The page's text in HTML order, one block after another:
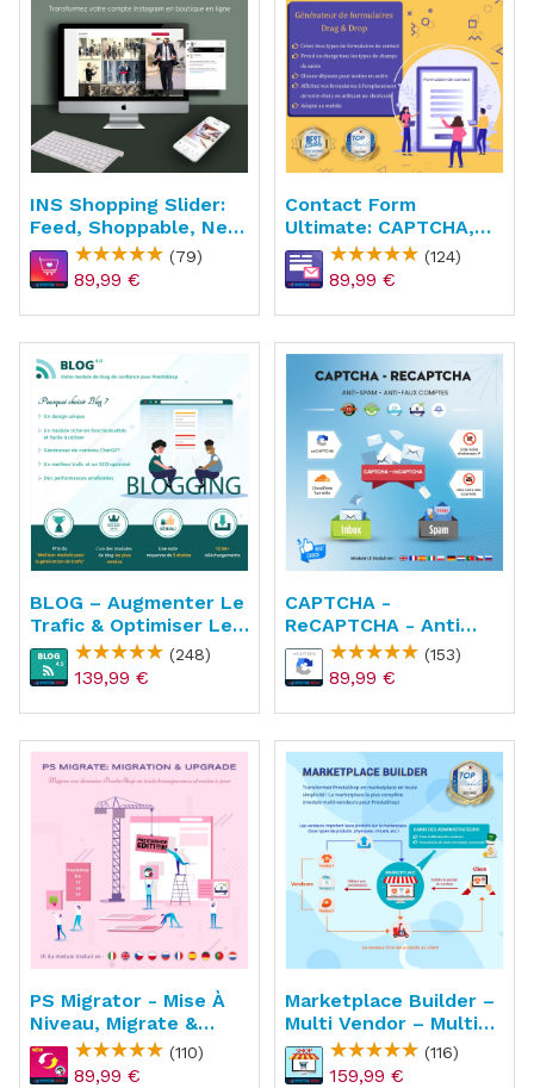
INS Shopping Slider:
Feed, Shoppable, New
API
(79)
89,99 €
Contact Form
Ultimate: CAPTCHA,
ReCAPTCHA, Anti
Spam
(124)
89,99 €
BLOG – Augmenter Le
Trafic & Optimiser Le
SEO
(248)
139,99 €
CAPTCHA -
ReCAPTCHA - Anti
Spam - Anti Faux
Comptes
(153)
89,99 €
PS Migrator - Mise À
Niveau, Migrate &
Upgrade
(110)
89,99 €
Marketplace Builder –
Multi Vendor – Multi
Vendeur
(116)
159,99 €